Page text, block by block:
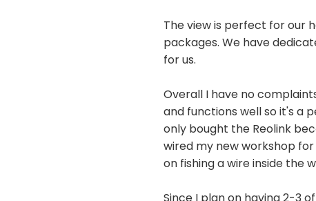
The view is perfect for our
packages. We have
for us.
Overall I have no
and functions well so it's a
only bought the Reolink
wired my new workshop
on fishing a wire inside the